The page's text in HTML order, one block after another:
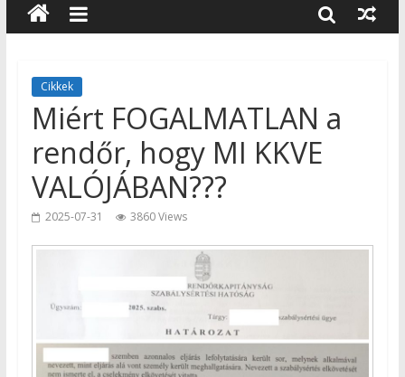
Cikkek
Miért FOGALMATLAN a
rendőr, hogy MI KKVE
VALÓJÁBAN???
2025-07-31 3860 Views